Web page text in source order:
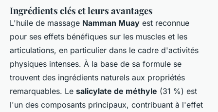
Ingrédients clés et leurs avantages
L'huile de massage Namman Muay est reconnue
pour ses effets bénéfiques sur les muscles et les
articulations, en particulier dans le cadre d'activités
physiques intenses. À la base de sa formule se
trouvent des ingrédients naturels aux propriétés
remarquables. Le salicylate de méthyle (31 %) est
l'un des composants principaux, contribuant à l'effet